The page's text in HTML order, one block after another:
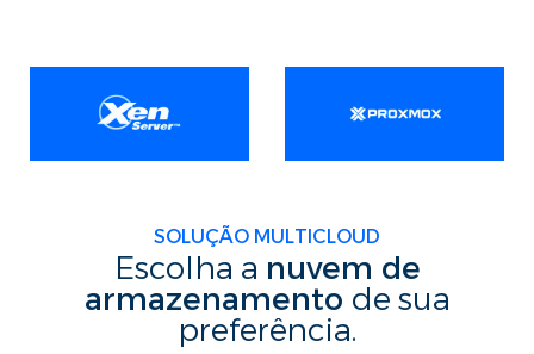
SOLUÇÃO MULTICLOUD
Escolha a nuvem de
armazenamento de sua
preferência.